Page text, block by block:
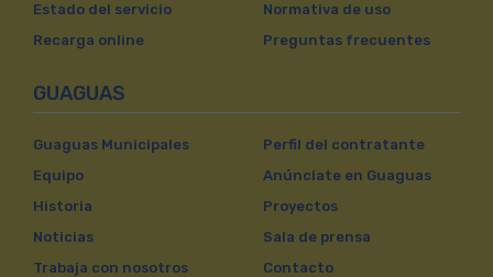
Estado del servicio
Recarga online
Normativa de uso
Preguntas frecuentes
GUAGUAS
Guaguas Municipales
Equipo
Historia
Noticias
Trabaja con nosotros
Perfil del contratante
Anúnciate en Guaguas
Proyectos
Sala de prensa
Contacto